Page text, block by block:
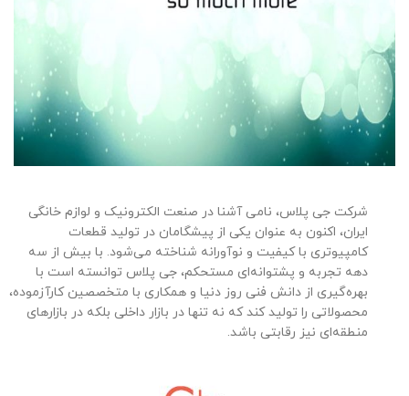
شرکت جی پلاس، نامی آشنا در صنعت الکترونیک و لوازم خانگی
ایران، اکنون به عنوان یکی از پیشگامان در تولید قطعات
کامپیوتری با کیفیت و نوآورانه شناخته می‌شود. با بیش از سه
دهه تجربه و پشتوانه‌ای مستحکم، جی پلاس توانسته است با
بهره‌گیری از دانش فنی روز دنیا و همکاری با متخصصین کارآزموده،
محصولاتی را تولید کند که نه تنها در بازار داخلی بلکه در بازارهای
منطقه‌ای نیز رقابتی باشد.